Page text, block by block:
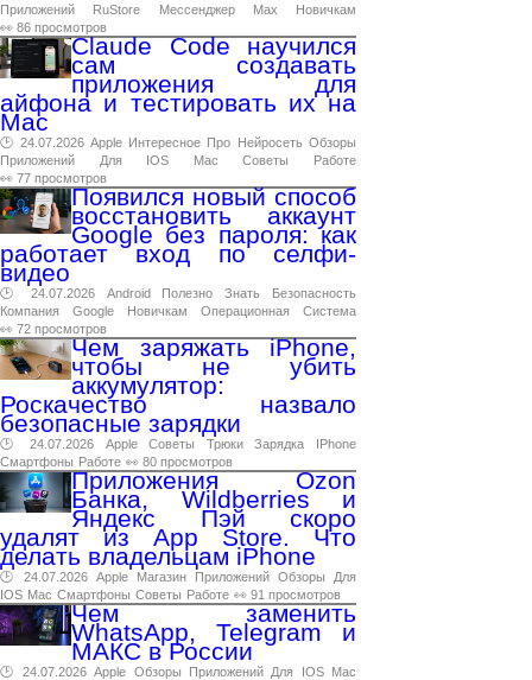
Приложений
RuStore Мессенджер Max
Новичкам
👀 86 просмотров
Claude Code научился
сам создавать
приложения для
айфона и тестировать их на
Mac
🕑 24.07.2026 Apple Интересное Про Нейросеть Обзоры
Приложений
Для IOS Mac Советы
Работе
👀 77 просмотров
Появился новый способ
восстановить аккаунт
Google без пароля: как
работает вход по селфи-
видео
🕑 24.07.2026 Android Полезно Знать
Безопасность
Компания
Google Новичкам Операционная
Система
👀 72 просмотров
Чем заряжать iPhone,
чтобы не убить
аккумулятор:
Роскачество назвало
безопасные зарядки
🕑 24.07.2026 Apple Советы Трюки Зарядка
IPhone
Смартфоны Работе 👀 80 просмотров
Приложения Ozon
Банка, Wildberries и
Яндекс Пэй скоро
удалят из App Store. Что
делать владельцам iPhone
🕑 24.07.2026 Apple Магазин Приложений Обзоры
Для
IOS Mac Смартфоны Советы Работе 👀 91 просмотров
Чем заменить
WhatsApp, Telegram и
МАКС в России
🕑 24.07.2026 Apple Обзоры Приложений Для IOS
Mac